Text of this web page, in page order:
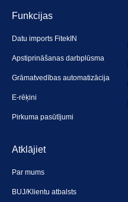
Funkcijas
Datu imports FitekIN
Apstiprināšanas darbplūsma
Grāmatvedības automatizācija
E-rēķini
Pirkuma pasūtījumi
Atklājiet
Par mums
BUJ/Klientu atbalsts